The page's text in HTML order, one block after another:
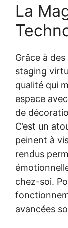
La
Grâce à
staging
qualité qui
espace
de
C’est un
peinent à
rendus
chez-soi.
avancées